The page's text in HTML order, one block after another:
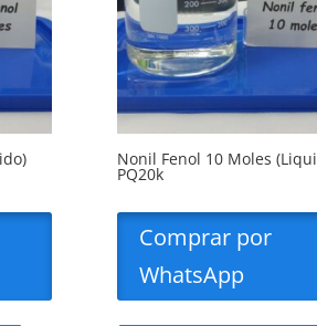
Nonil Fenol 10 Moles
PQ20k
Comprar por
WhatsApp